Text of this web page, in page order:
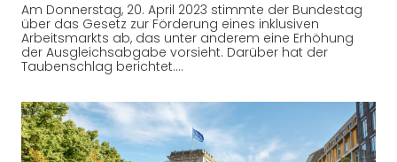
Am Donnerstag, 20. April 2023 stimmte der Bundestag
über das Gesetz zur Förderung eines inklusiven
Arbeitsmarkts ab, das unter anderem eine Erhöhung
der Ausgleichsabgabe vorsieht. Darüber hat der
Taubenschlag berichtet.…